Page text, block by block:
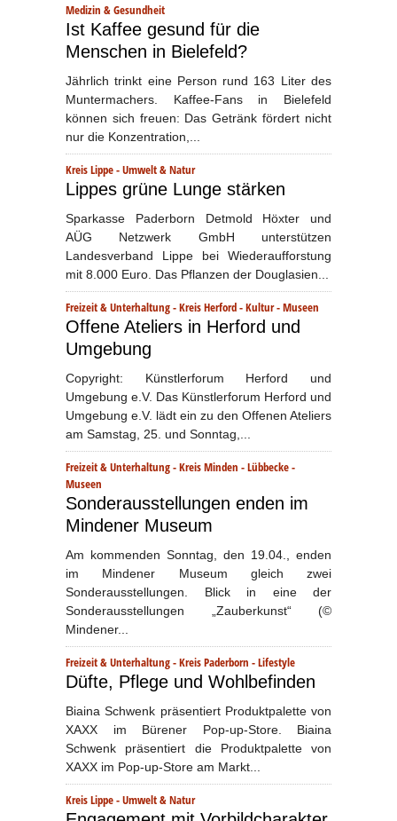
Medizin & Gesundheit
Ist Kaffee gesund für die
Menschen in Bielefeld?
Jährlich trinkt eine Person rund 163 Liter des
Muntermachers. Kaffee-Fans in Bielefeld
können sich freuen: Das Getränk fördert nicht
nur die Konzentration,...
Kreis Lippe-Umwelt & Natur
Lippes grüne Lunge stärken
Sparkasse Paderborn Detmold Höxter und
AÜG Netzwerk GmbH unterstützen
Landesverband Lippe bei Wiederaufforstung
mit 8.000 Euro. Das Pflanzen der Douglasien...
Freizeit & Unterhaltung-Kreis Herford-Kultur-Museen
Offene Ateliers in Herford und
Umgebung
Copyright: Künstlerforum Herford und
Umgebung e.V. Das Künstlerforum Herford und
Umgebung e.V. lädt ein zu den Offenen Ateliers
am Samstag, 25. und Sonntag,...
Freizeit & Unterhaltung-Kreis Minden - Lübbecke-
Museen
Sonderausstellungen enden im
Mindener Museum
Am kommenden Sonntag, den 19.04., enden
im Mindener Museum gleich zwei
Sonderausstellungen. Blick in eine der
Sonderausstellungen „Zauberkunst“ (©
Mindener...
Freizeit & Unterhaltung-Kreis Paderborn -Lifestyle
Düfte, Pflege und Wohlbefinden
Biaina Schwenk präsentiert Produktpalette von
XAXX im Bürener Pop-up-Store. Biaina
Schwenk präsentiert die Produktpalette von
XAXX im Pop-up-Store am Markt...
Kreis Lippe-Umwelt & Natur